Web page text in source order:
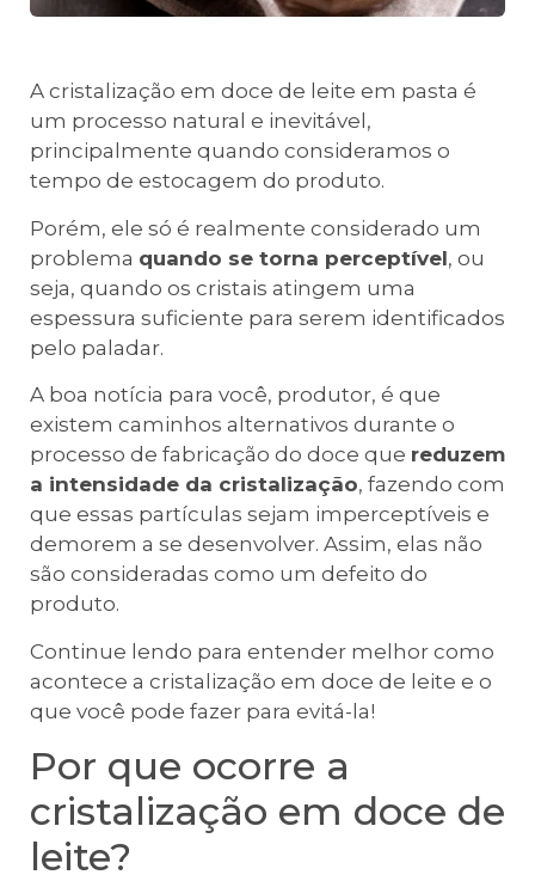
A cristalização em doce de leite em pasta é
um processo natural e inevitável,
principalmente quando consideramos o
tempo de estocagem do produto.
Porém, ele só é realmente considerado um
problema quando se torna perceptível, ou
seja, quando os cristais atingem uma
espessura suficiente para serem identificados
pelo paladar.
A boa notícia para você, produtor, é que
existem caminhos alternativos durante o
processo de fabricação do doce que reduzem
a intensidade da cristalização, fazendo com
que essas partículas sejam imperceptíveis e
demorem a se desenvolver. Assim, elas não
são consideradas como um defeito do
produto.
Continue lendo para entender melhor como
acontece a cristalização em doce de leite e o
que você pode fazer para evitá-la!
Por que ocorre a
cristalização em doce de
leite?